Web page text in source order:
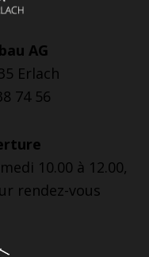
AG
Erlach
74 56
10.00 à 12.00,
rendez-vous